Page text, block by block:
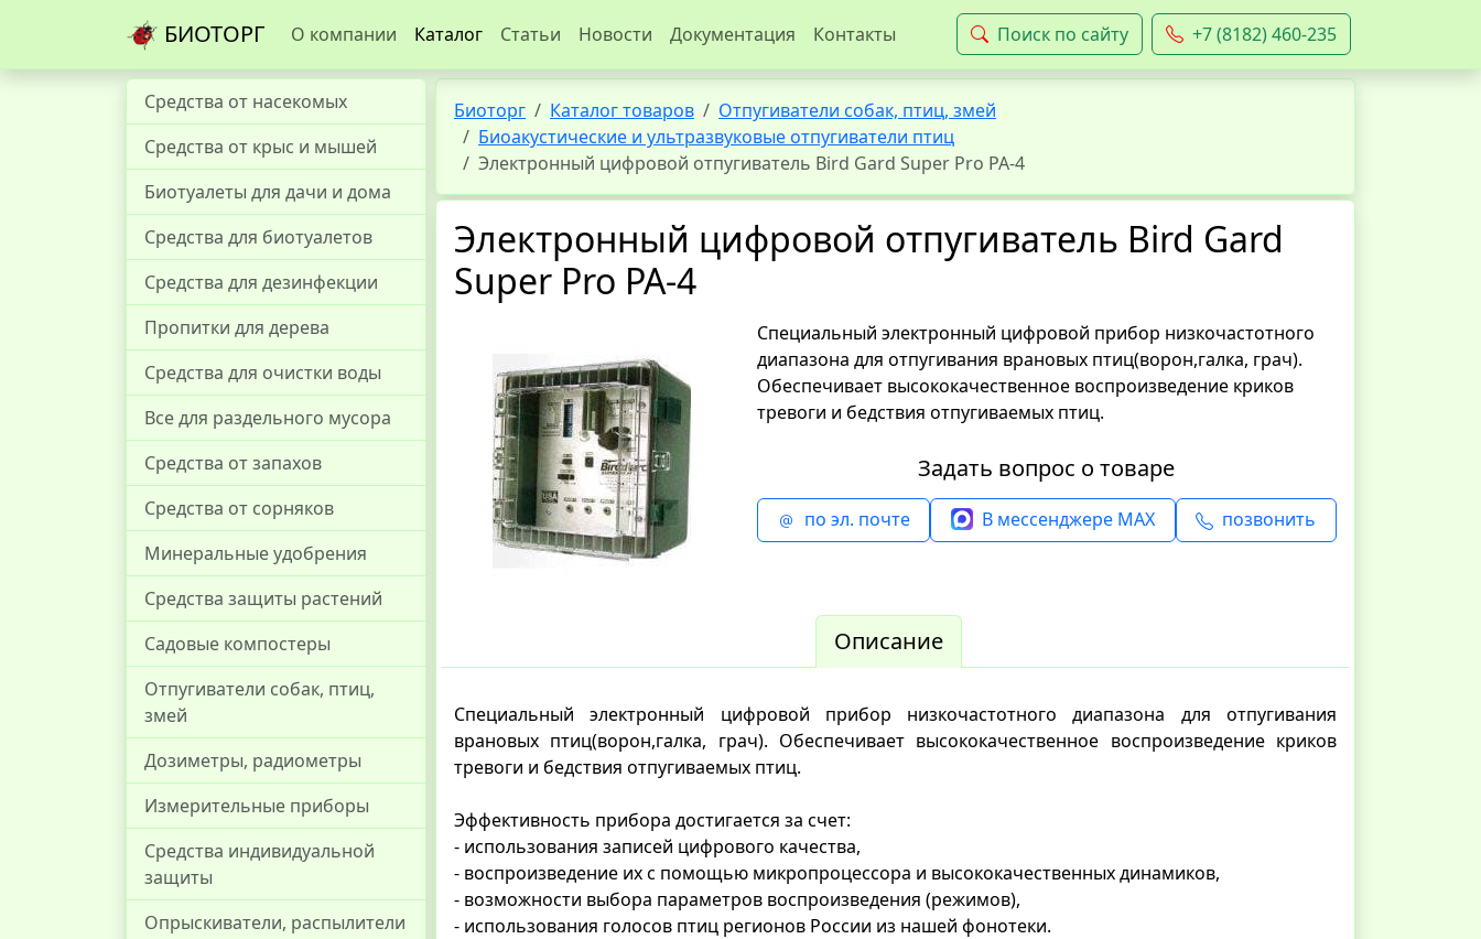
БИОТОРГ О компании Каталог Статьи Новости Документация Контакты Поиск по сайту +7 (8182) 460-235
Средства от насекомых
Средства от крыс и мышей
Биотуалеты для дачи и дома
Средства для биотуалетов
Средства для дезинфекции
Пропитки для дерева
Средства для очистки воды
Все для раздельного мусора
Средства от запахов
Средства от сорняков
Минеральные удобрения
Средства защиты растений
Садовые компостеры
Отпугиватели собак, птиц,
змей
Дозиметры, радиометры
Измерительные приборы
Средства индивидуальной
защиты
Опрыскиватели, распылители
Биоторг Каталог товаров
Отпугиватели собак, птиц, змей
Биоакустические и ультразвуковые отпугиватели птиц
Электронный цифровой отпугиватель Bird Gard Super Pro PA-4
Электронный цифровой отпугиватель Bird Gard
Super Pro PA-4
Специальный электронный цифровой прибор низкочастотного
диапазона для отпугивания врановых птиц(ворон,галка, грач).
Обеспечивает высококачественное воспроизведение криков
тревоги и бедствия отпугиваемых птиц.
Задать вопрос о товаре
по эл. почте В мессенджере MAX позвонить
Описание
Специальный электронный цифровой прибор низкочастотного диапазона для отпугивания
врановых птиц(ворон,галка, грач). Обеспечивает высококачественное воспроизведение криков
тревоги и бедствия отпугиваемых птиц.
Эффективность прибора достигается за счет:
- использования записей цифрового качества,
- воспроизведение их с помощью микропроцессора и высококачественных динамиков,
- возможности выбора параметров воспроизведения (режимов),
- использования голосов птиц регионов России из нашей фонотеки.